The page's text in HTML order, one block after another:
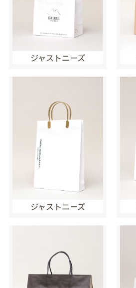
ジャストニーズ
ジャストニーズ